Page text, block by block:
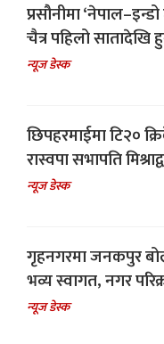
प्रसौनीमा
चैत्र पहिलो सातादेखि
न्यूज डेस्क
छिपहरमाईमा टि२०
रास्वपा सभापति
न्यूज डेस्क
गृहनगरमा जनकपुर
भव्य स्वागत, नगर
न्यूज डेस्क